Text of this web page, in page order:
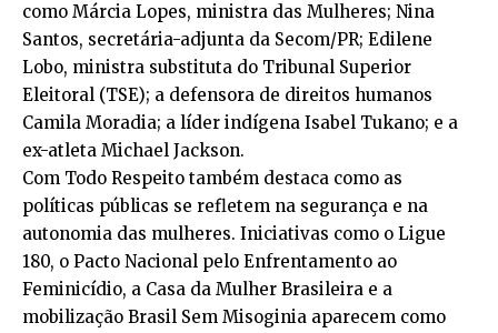
como Márcia Lopes, ministra das Mulheres; Nina
Santos, secretária-adjunta da Secom/PR; Edilene
Lobo, ministra substituta do Tribunal Superior
Eleitoral (TSE); a defensora de direitos humanos
Camila Moradia; a líder indígena Isabel Tukano; e a
ex-atleta Michael Jackson.
Com Todo Respeito também destaca como as
políticas públicas se refletem na segurança e na
autonomia das mulheres. Iniciativas como o Ligue
180, o Pacto Nacional pelo Enfrentamento ao
Feminicídio, a Casa da Mulher Brasileira e a
mobilização Brasil Sem Misoginia aparecem como